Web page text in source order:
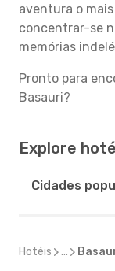
aventura o
concentrar-se
memórias
Pronto para
Basauri?
Explore
Cidades
Hotéis ...